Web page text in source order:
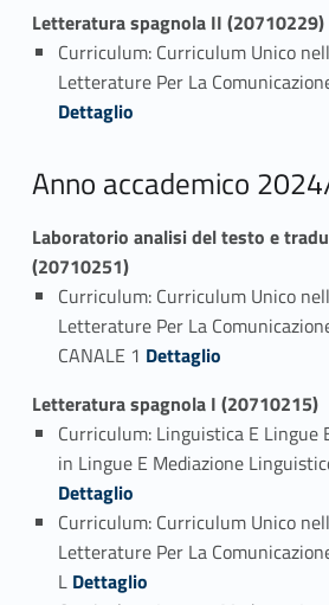
Letteratura spagnola II (20710229)
Curriculum: Curriculum Unico
Letterature Per La
Dettaglio
Anno accademico
Laboratorio analisi del testo e
(20710251)
Curriculum: Curriculum Unico
Letterature Per La
CANALE 1 Link identifier #identifier_person_68412-1
Dettaglio
Letteratura spagnola I (20710215)
Curriculum: Linguistica E Lingue
in Lingue E Mediazione
Dettaglio
Curriculum: Curriculum Unico
Letterature Per La
L Link identifier #identifier_person_71351-2
Dettaglio